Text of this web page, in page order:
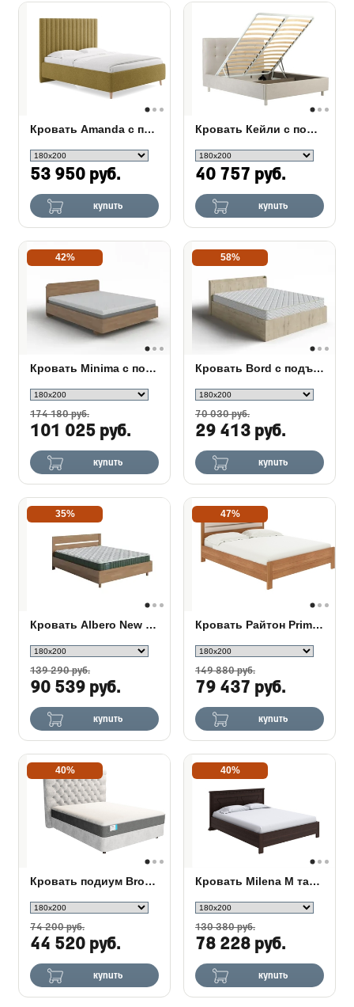
Кровать Amanda с подъемным механизмом
53 950 руб.
купить
Кровать Кейли с подъемным механизмом
40 757 руб.
купить
42%
Кровать Minima с полкой и подъемным механизмом
174 180 руб.
101 025 руб.
купить
58%
Кровать Bord с подъемным механизмом
70 030 руб.
29 413 руб.
купить
35%
Кровать Albero New с подъемным механизмом
139 290 руб.
90 539 руб.
купить
47%
Кровать Райтон Prima с ПМ
149 880 руб.
79 437 руб.
купить
40%
Кровать подиум Brooklyn с основанием Raibox
74 200 руб.
44 520 руб.
купить
40%
Кровать Milena М тахта с подъемным механизмом
130 380 руб.
78 228 руб.
купить